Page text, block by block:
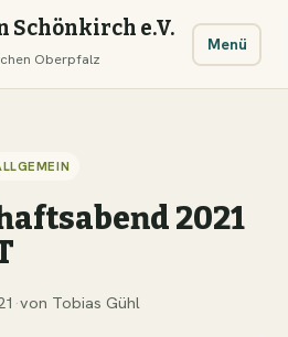
Schönkirch e.V.
Oberpfalz
Menü
2021
·von Tobias Gühl